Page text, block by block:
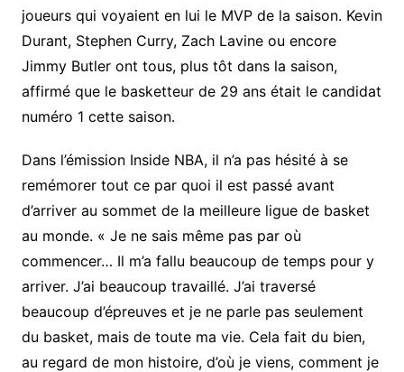
joueurs qui voyaient en lui le MVP de la saison. Kevin
Durant, Stephen Curry, Zach Lavine ou encore
Jimmy Butler ont tous, plus tôt dans la saison,
affirmé que le basketteur de 29 ans était le candidat
numéro 1 cette saison.
Dans l’émission Inside NBA, il n’a pas hésité à se
remémorer tout ce par quoi il est passé avant
d’arriver au sommet de la meilleure ligue de basket
au monde. « Je ne sais même pas par où
commencer… Il m’a fallu beaucoup de temps pour y
arriver. J’ai beaucoup travaillé. J’ai traversé
beaucoup d’épreuves et je ne parle pas seulement
du basket, mais de toute ma vie. Cela fait du bien,
au regard de mon histoire, d’où je viens, comment je